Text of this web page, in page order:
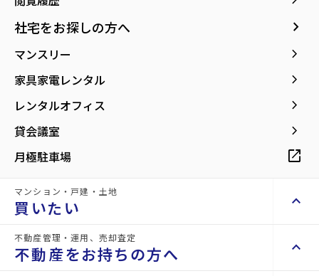
社宅をお探しの方へ keyboard_arrow_right
マンスリー keyboard_arrow_right
家具家電レンタル keyboard_arrow_right
レンタルオフィス keyboard_arrow_right
貸会議室 keyboard_arrow_right
月極駐車場 open_in_new
マンション・戸建・土地
買いたい keyboard_arrow_up
不動産を買いたい方へ keyboard_arrow_right
不動産管理・運用、売却査定
不動産をお持ちの方へ keyboard_arrow_up
詳細情報
物件名 Rビル
所在地 宮城県仙台市宮城野区安養寺3丁目